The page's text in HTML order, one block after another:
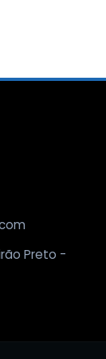
Preto -